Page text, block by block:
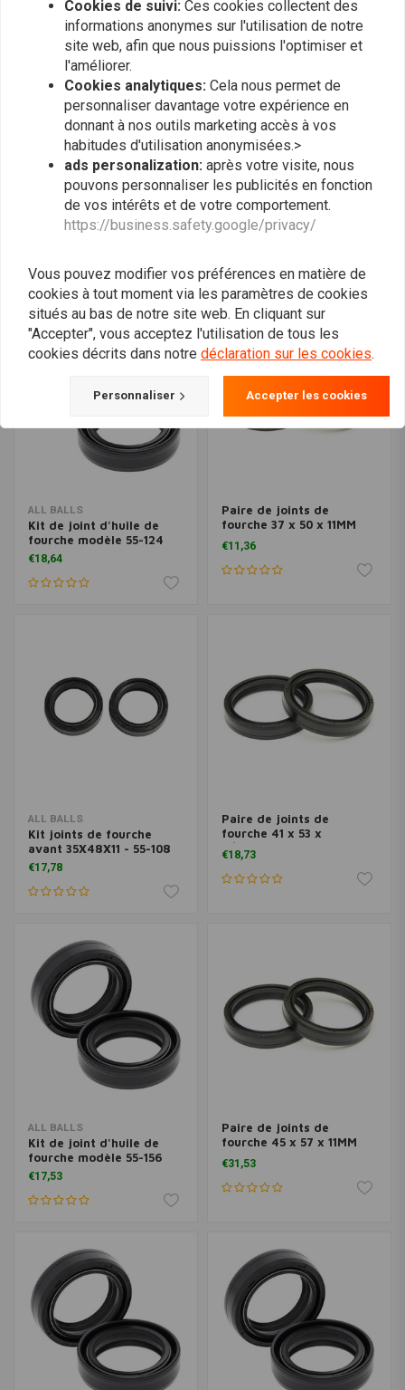
ALL BALLS
Kit de joint d'huile de
fourche modèle 55-142
35X48X11 Joint de fourche
avant BMW Honda Suzuki
ALL BALLS
Kit de joint d'huile de
fourche modèle 55-124
€18,64
Paire de joints de
fourche 37 x 50 x 11MM
DCY
€11,36
ALL BALLS
Kit joints de fourche
avant 35X48X11 - 55-108
€17,78
Paire de joints de
fourche 41 x 53 x
8/10,5MM DC4Y
€18,73
ALL BALLS
Kit de joint d'huile de
fourche modèle 55-156
€17,53
Paire de joints de
fourche 45 x 57 x 11MM
DCY
€31,53
Cookies de suivi: Ces cookies collectent des
informations anonymes sur l'utilisation de notre
site web, afin que nous puissions l'optimiser et
l'améliorer.
Cookies analytiques: Cela nous permet de
personnaliser davantage votre expérience en
donnant à nos outils marketing accès à vos
habitudes d'utilisation anonymisées.>
ads personalization: après votre visite, nous
pouvons personnaliser les publicités en fonction
de vos intérêts et de votre comportement.
https://business.safety.google/privacy/
Vous pouvez modifier vos préférences en matière de
cookies à tout moment via les paramètres de cookies
situés au bas de notre site web. En cliquant sur
"Accepter", vous acceptez l'utilisation de tous les
cookies décrits dans notre déclaration sur les cookies.
Personnaliser Accepter les cookies